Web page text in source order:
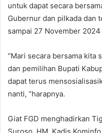
untuk dapat secara
Gubernur dan pilkada dan
sampai 27 November
“Mari secara bersama kita
dan pemilihan Bupati
dapat terus
nanti, “harapnya.
Giat FGD menghadirkan